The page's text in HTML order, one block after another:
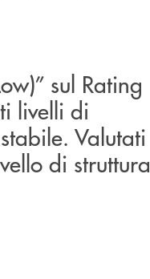
sul Rating
livelli di
Valutati
di struttura